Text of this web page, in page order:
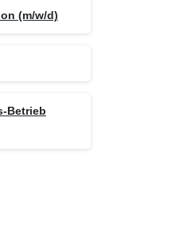
(m/w/d)
Betrieb